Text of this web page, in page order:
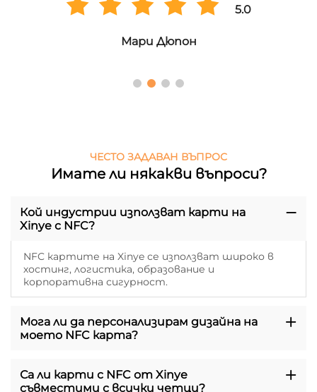
5.0
Мари Дюпон
ЧЕСТО ЗАДАВАН ВЪПРОС
Имате ли някакви въпроси?
Кой индустрии използват карти на
Xinye с NFC?
NFC картите на Xinye се използват широко в
хостинг, логистика, образование и
корпоративна сигурност.
Мога ли да персонализирам дизайна на
моето NFC карта?
Са ли карти с NFC от Xinye
съвместими с всички четци?